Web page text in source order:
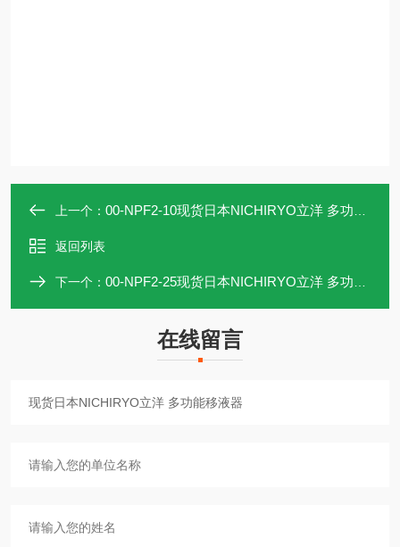
上一个： 00-NPF2-10现货日本NICHIRYO立洋 多功能移液器
返回列表
下一个： 00-NPF2-25现货日本NICHIRYO立洋 多功能移液器
在线留言